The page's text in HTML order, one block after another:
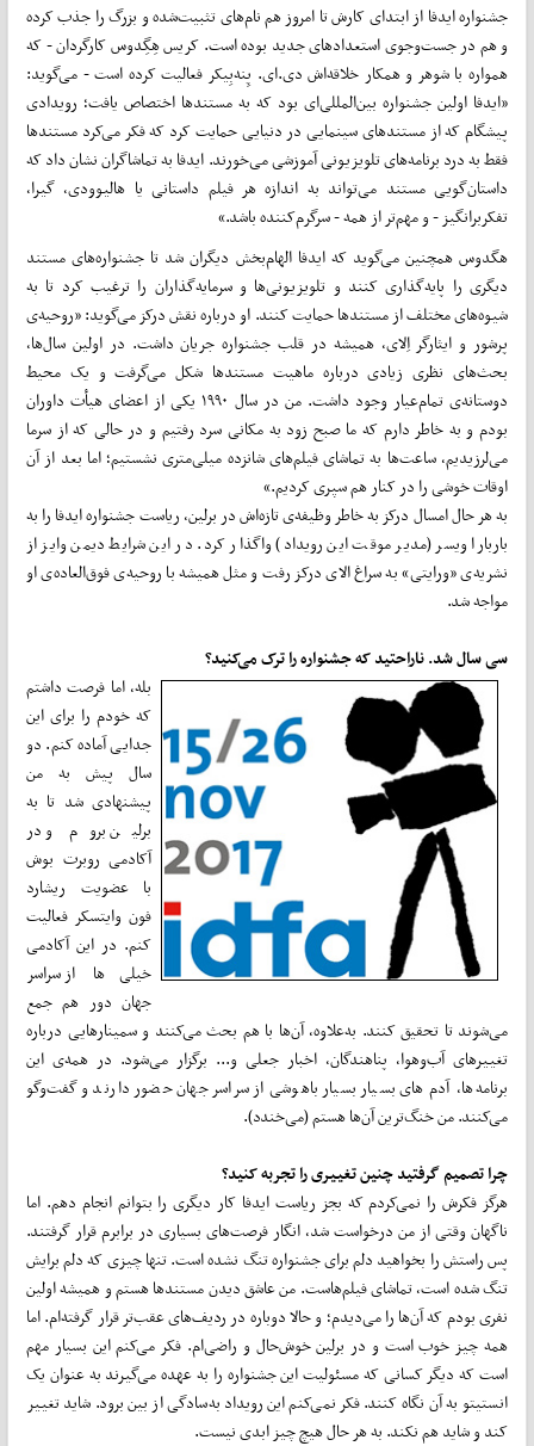
جشنواره ایدفا از ابتدای کارش تا امروز هم نام‌های تثبیت‌شده و بزرگ را جذب کرده
و هم در جست‌وجوی استعدادهای جدید بوده است. کریس هِگِدوس کارگردان - که
همواره با شوهر و همکار خلاقه‌اش دی.ای. پِنه‌بِیکر فعالیت کرده است - می‌گوید:
«ایدفا اولین جشنواره بین‌المللی‌ای بود که به مستندها اختصاص یافت؛ رویدادی
پیشگام که از مستندهای سینمایی در دنیایی حمایت کرد که فکر می‌کرد مستندها
فقط به درد برنامه‌های تلویزیونی آموزشی می‌خورند. ایدفا به تماشاگران نشان داد که
داستان‌گویی مستند می‌تواند به اندازه هر فیلم داستانی یا هالیوودی، گیرا،
تفکربرانگیز - و مهم‌تر از همه - سرگرم‌کننده باشد.»
هگدوس همچنین می‌گوید که ایدفا الهام‌بخش دیگران شد تا جشنواره‌های مستند
دیگری را پایه‌گذاری کنند و تلویزیونی‌ها و سرمایه‌گذاران را ترغیب کرد تا به
شیوه‌های مختلف از مستندها حمایت کنند. او درباره نقش درکز می‌گوید: «روحیه‌ی
پرشور و ایثارگر اِلای، همیشه در قلب جشنواره جریان داشت. در اولین سا‌ل‌ها،
بحث‌های نظری زیادی درباره ماهیت مستندها شکل می‌گرفت و یک محیط
دوستانه‌ی تمام‌عیار وجود داشت. من در سال ۱۹۹۰ یکی از اعضای هیأت داوران
بودم و به خاطر دارم که ما صبح زود به مکانی سرد رفتیم و در حالی که از سرما
می‌لرزیدیم، ساعت‌ها به تماشای فیلم‌های شانزده میلی‌متری نشستیم؛ اما بعد از آن
اوقات خوشی را در کنار هم سپری کردیم.»
به هر حال امسال درکز به خاطر وظیفه‌ی تازه‌اش در برلین، ریاست جشنواره ایدفا را به
باربارا ویسر (مدیر موقت این رویداد) واگذار کرد. در این شرایط دیمن وایز از
نشریه‌ی «ورایتی» به سراغ الای درکز رفت و مثل همیشه با روحیه‌ی فوق‌العاده‌ی او
مواجه شد.
سی سال شد. ناراحتید که جشنواره را ترک می‌کنید؟
بله، اما فرصت داشتم
که خودم را برای این
جدایی آماده کنم. دو
سال پیش به من
پیشنهادی شد تا به
برلین بروم و در
آکادمی روبرت بوش
با عضویت ریشارد
فون وایتسکر فعالیت
کنم. در این آکادمی
خیلی‌ها از سراسر
جهان دور هم جمع
می‌شوند تا تحقیق کنند. به‌علاوه، آن‌ها با هم بحث می‌کنند و سمینارهایی درباره
تغییرهای آب‌وهوا، پناهندگان، اخبار جعلی و... برگزار می‌شود. در همه‌ی این
برنامه‌ها، آدم های بسیار بسیار باهوشی از سراسر جهان حضور دارند و گفت‌وگو
می‌کنند. من خنگ‌ترین آ‌ن‌ها هستم (می‌خندد).
چرا تصمیم گرفتید چنین تغییری را تجربه کنید؟
هرگز فکرش را نمی‌کردم که بجز ریاست ایدفا کار دیگری را بتوانم انجام دهم. اما
ناگهان وقتی از من درخواست شد، انگار فرصت‌های بسیاری در برابرم قرار گرفتند.
پس راستش را بخواهید دلم برای جشنواره تنگ نشده است. تنها چیزی که دلم برایش
تنگ شده است، تماشای فیلم‌هاست. من عاشق دیدن مستندها هستم و همیشه اولین
نفری بودم که آن‌ها را می‌دیدم؛ و حالا دوباره در ردیف‌های عقب‌تر قرار گرفته‌ام. اما
همه چیز خوب است و در برلین خوش‌حال و راضی‌ام. فکر می‌کنم این بسیار مهم
است که دیگر کسانی که مسئولیت این جشنواره را به عهده می‌گیرند به عنوان یک
انستیتو به آن نگاه کنند. فکر نمی‌کنم این رویداد به‌سادگی از بین برود. شاید تغییر
کند و شاید هم نکند. به هر حال هیچ چیز ابدی نیست.